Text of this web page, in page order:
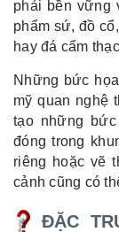
phải bền vững
phẩm sứ, đồ
hay đá cẩm
Những bức
mỹ quan nghệ
tạo những
đóng trong
riêng hoặc vẽ
cảnh cũng có
ĐẶC